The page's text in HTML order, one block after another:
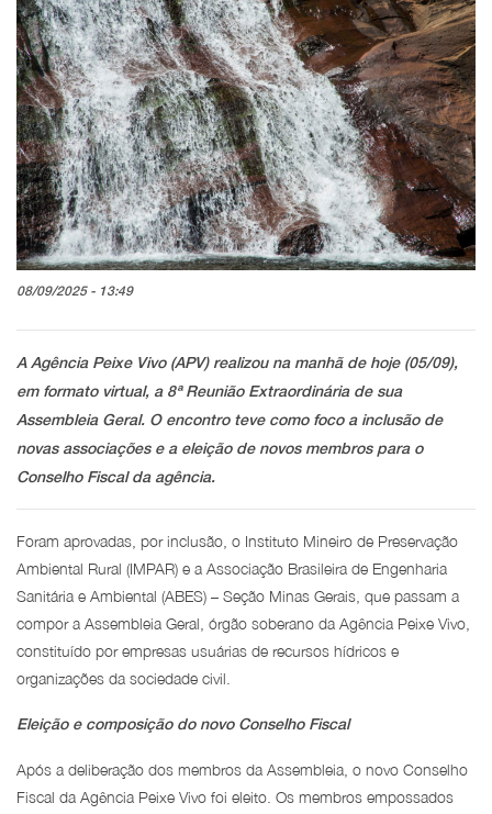
08/09/2025 - 13:49
A Agência Peixe Vivo (APV) realizou na manhã de hoje (05/09),
em formato virtual, a 8ª Reunião Extraordinária de sua
Assembleia Geral. O encontro teve como foco a inclusão de
novas associações e a eleição de novos membros para o
Conselho Fiscal da agência.
Foram aprovadas, por inclusão, o Instituto Mineiro de Preservação
Ambiental Rural (IMPAR) e a Associação Brasileira de Engenharia
Sanitária e Ambiental (ABES) – Seção Minas Gerais, que passam a
compor a Assembleia Geral, órgão soberano da Agência Peixe Vivo,
constituído por empresas usuárias de recursos hídricos e
organizações da sociedade civil.
Eleição e composição do novo Conselho Fiscal
Após a deliberação dos membros da Assembleia, o novo Conselho
Fiscal da Agência Peixe Vivo foi eleito. Os membros empossados